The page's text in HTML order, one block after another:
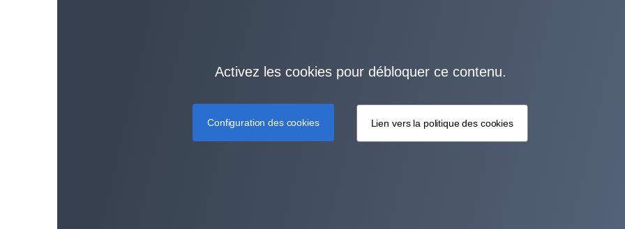
Activez les cookies pour débloquer ce contenu.
Configuration des cookies Lien vers la politique des cookies